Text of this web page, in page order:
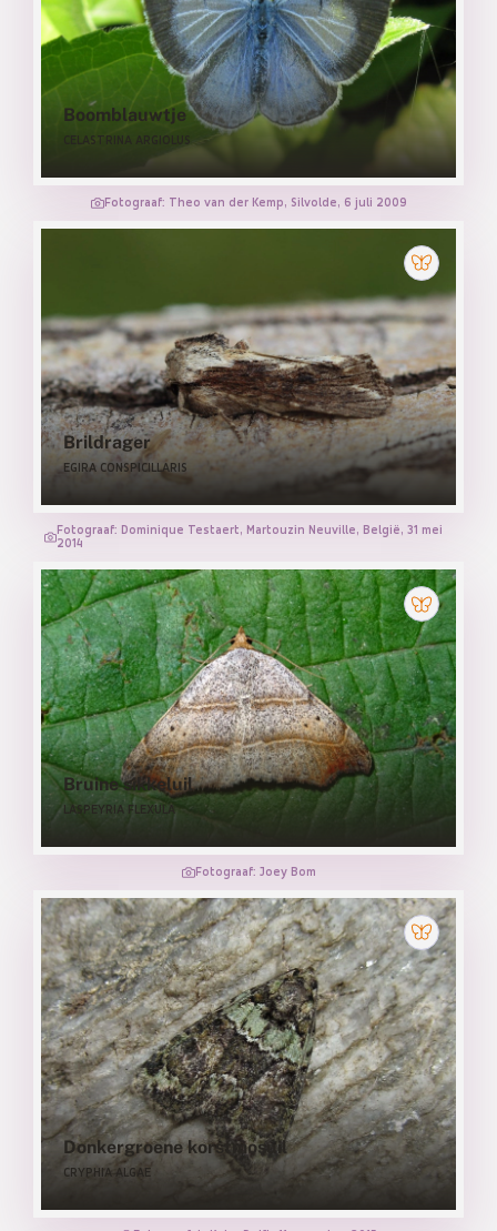
Boomblauwtje
CELASTRINA ARGIOLUS
Fotograaf: Theo van der Kemp, Silvolde, 6 juli 2009
Brildrager
EGIRA CONSPICILLARIS
Fotograaf: Dominique Testaert, Martouzin Neuville, België, 31 mei
2014
Bruine sikkeluil
LASPEYRIA FLEXULA
Fotograaf: Joey Bom
Donkergroene korstmosuil
CRYPHIA ALGAE